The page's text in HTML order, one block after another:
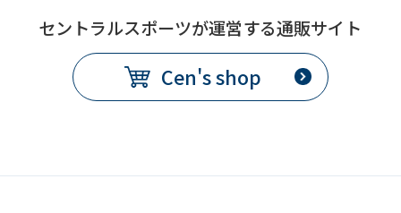
セントラルスポーツが運営する通販サイト
Cen's shop